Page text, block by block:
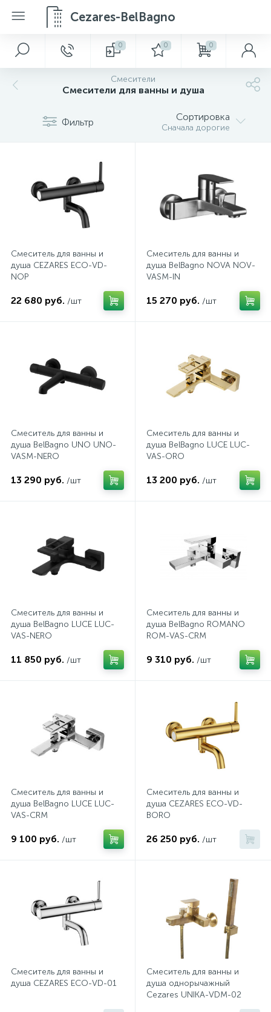
Cezares-BelBagno
0 0 0
Смесители
Смесители для ванны и душа
Фильтр Сортировка
Сначала дорогие
Смеситель для ванны и
душа CEZARES ECO-VD-
NOP
22 680 руб. /шт
Смеситель для ванны и
душа BelBagno NOVA NOV-
VASM-IN
15 270 руб. /шт
Смеситель для ванны и
душа BelBagno UNO UNO-
VASM-NERO
13 290 руб. /шт
Смеситель для ванны и
душа BelBagno LUCE LUC-
VAS-ORO
13 200 руб. /шт
Смеситель для ванны и
душа BelBagno LUCE LUC-
VAS-NERO
11 850 руб. /шт
Смеситель для ванны и
душа BelBagno ROMANO
ROM-VAS-CRM
9 310 руб. /шт
Смеситель для ванны и
душа BelBagno LUCE LUC-
VAS-CRM
9 100 руб. /шт
Смеситель для ванны и
душа CEZARES ECO-VD-
BORO
26 250 руб. /шт
Смеситель для ванны и
душа CEZARES ECO-VD-01
Смеситель для ванны и
душа однорычажный
Cezares UNIKA-VDM-02